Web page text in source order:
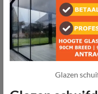
Glazen